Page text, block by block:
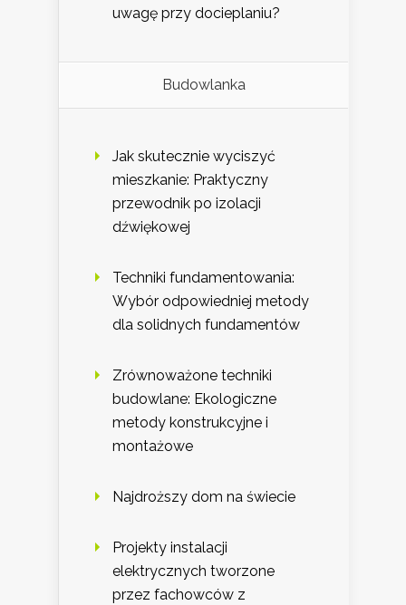
uwagę przy docieplaniu?
Budowlanka
Jak skutecznie wyciszyć
mieszkanie: Praktyczny
przewodnik po izolacji
dźwiękowej
Techniki fundamentowania:
Wybór odpowiedniej metody
dla solidnych fundamentów
Zrównoważone techniki
budowlane: Ekologiczne
metody konstrukcyjne i
montażowe
Najdroższy dom na świecie
Projekty instalacji
elektrycznych tworzone
przez fachowców z